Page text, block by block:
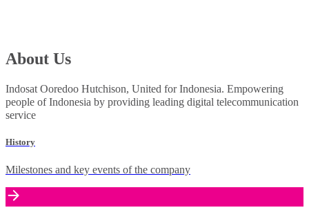
About Us
Indosat Ooredoo Hutchison, United for Indonesia. Empowering
people of Indonesia by providing leading digital telecommunication
service
History
Milestones and key events of the company